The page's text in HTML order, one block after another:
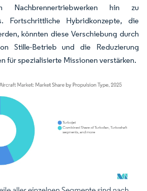
Nachbrennertriebwerken hin zu
Fortschrittliche Hybridkonzepte, die
könnten diese Verschiebung durch
Stille-Betrieb und die Reduzierung
für spezialisierte Missionen verstärken.